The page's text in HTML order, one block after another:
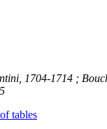
1704-1714 ;
tables